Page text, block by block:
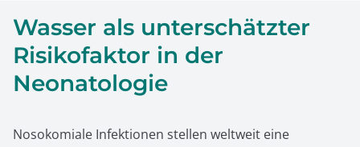
Wasser als unterschätzter
Risikofaktor in der
Neonatologie
Nosokomiale Infektionen stellen weltweit eine